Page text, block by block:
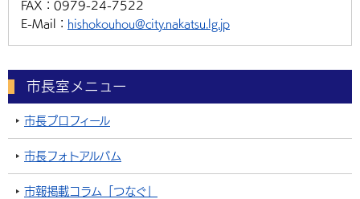
FAX： 0979-24-7522
E-Mail： hishokouhou@city.nakatsu.lg.jp
市長室メニュー
市長プロフィール
市長フォトアルバム
市報掲載コラム「つなぐ」